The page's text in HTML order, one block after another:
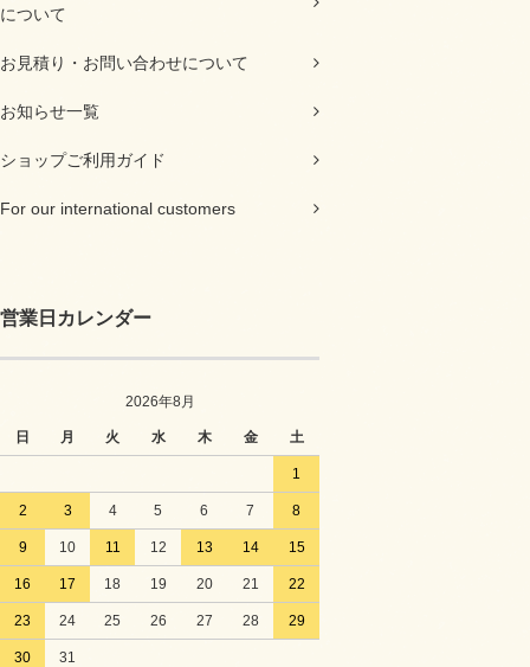
について
お見積り・お問い合わせについて
お知らせ一覧
ショップご利用ガイド
For our international customers
営業日カレンダー
2026年8月
日 月 火 水 木 金 土
1
2 3 4 5 6 7 8
9 10 11 12 13 14 15
16 17 18 19 20 21 22
23 24 25 26 27 28 29
30 31